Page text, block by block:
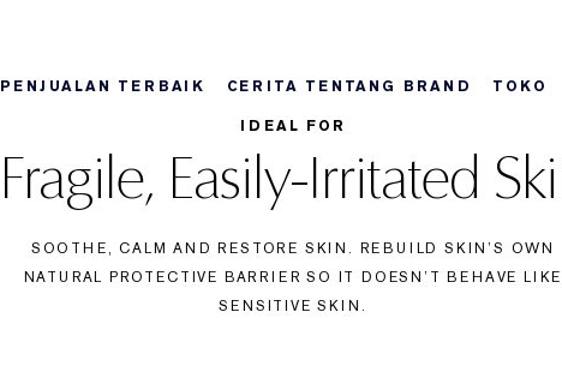
PENJUALAN TERBAIK CERITA TENTANG BRAND TOKO
Terbaru Favorit
Terbaru Favorit
Terbaru Favorit
Tentang Re- Nutriv Tonton Video
IDEAL FOR
Fragile, Easily-Irritated
SOOTHE, CALM AND RESTORE SKIN. REBUILD SKIN’S OWN
NATURAL PROTECTIVE BARRIER SO IT DOESN’T BEHAVE LIKE
SENSITIVE SKIN.